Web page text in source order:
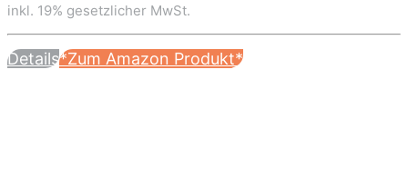
inkl. 19% gesetzlicher MwSt.
Details*Zum Amazon Produkt*